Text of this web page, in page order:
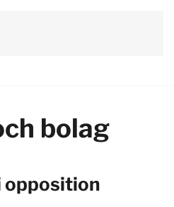
bolag
opposition